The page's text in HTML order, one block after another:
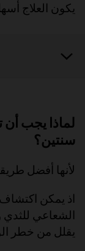
يكون العلاج
لماذا يجب
سنتين؟
لأنها أفضل
اذ يمكن
الشعاعي
يقلل من خطر